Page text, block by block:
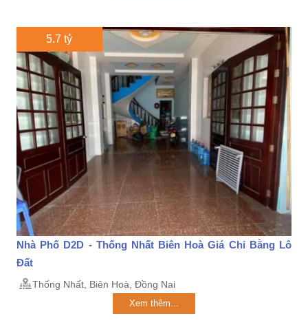
5.7 tỷ
Nhà Phố D2D - Thống Nhất Biên Hoà Giá Chỉ Bằng Lô
Đất
Thống Nhất, Biên Hoà, Đồng Nai
Xem thêm...